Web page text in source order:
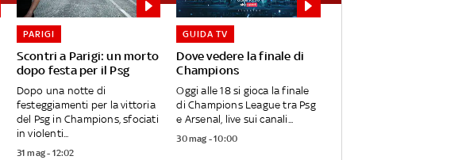
Scontri a Parigi: un morto
dopo festa per il Psg
PARIGI
Dopo una notte di
festeggiamenti per la vittoria
del Psg in Champions, sfociati
in violenti...
31 mag - 12:02
Dove vedere la finale di
Champions
GUIDA TV
Oggi alle 18 si gioca la finale
di Champions League tra Psg
e Arsenal, live sui canali...
30 mag - 10:00